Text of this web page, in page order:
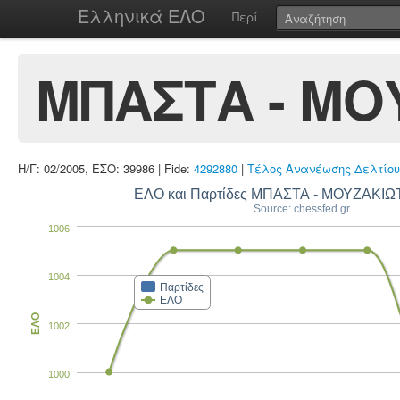
Ελληνικά ΕΛΟ Περί
ΜΠΑΣΤΑ -
Η/Γ: 02/2005, ΕΣΟ: 39986 | Fide: 4292880 | Τέλος Ανανέωσης Δελτίου
ΕΛΟ και Παρτίδες ΜΠΑΣΤΑ -
Source: chessfed.gr
Παρτίδες
ΕΛΟ
1000
1002
1004
1006
ΕΛΟ